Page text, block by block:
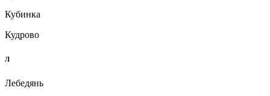
Кубинка
Кудрово
Л
Лебедянь